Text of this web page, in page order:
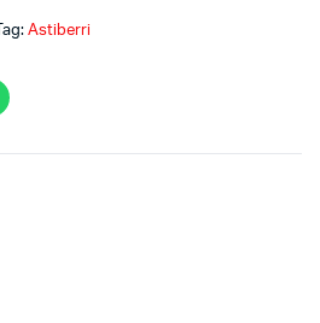
Tag:Astiberri